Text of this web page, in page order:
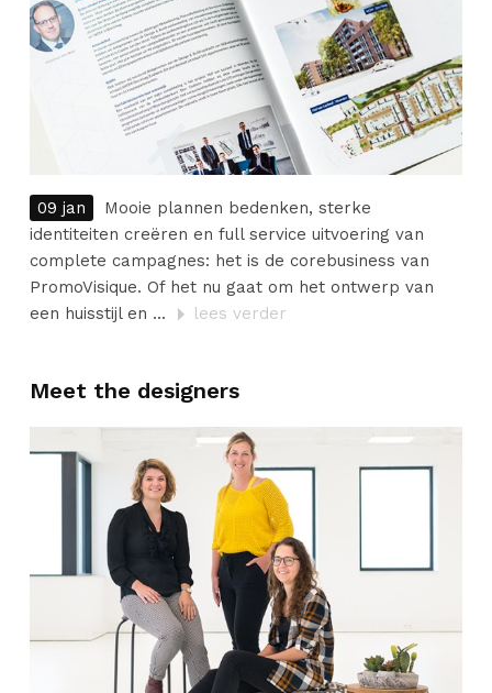
09 jan
Mooie plannen bedenken, sterke
identiteiten creëren en full service uitvoering van
complete campagnes: het is de corebusiness van
PromoVisique. Of het nu gaat om het ontwerp van
een huisstijl en ...
lees verder
Meet the designers